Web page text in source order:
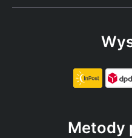
Metody